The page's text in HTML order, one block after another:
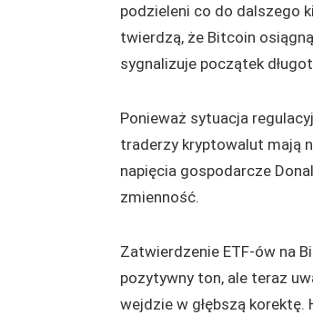
podzieleni co do dalszego
twierdzą, że Bitcoin
sygnalizuje początek
Ponieważ sytuacja
traderzy kryptowalut mają
napięcia gospodarcze
zmienność.
Zatwierdzenie ETF-ów na
pozytywny ton, ale teraz
wejdzie w głębszą korektę.